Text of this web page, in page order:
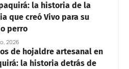
la historia de la
que creó Vivo para su
perro
2026
de hojaldre artesanal en
la historia detrás de